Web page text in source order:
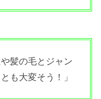
髪の毛とジャン
も大変そう！」